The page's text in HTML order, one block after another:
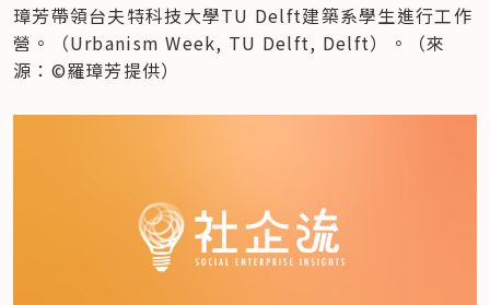
璋芳帶領台夫特科技大學TU Delft建築系學生進行工作
營。（Urbanism Week, TU Delft, Delft）。（來
源：©羅璋芳提供）